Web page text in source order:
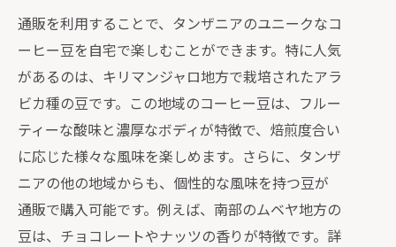
通販を利用することで、タンザニアのユニークなコ
ーヒー豆を自宅で楽しむことができます。特に人気
があるのは、キリマンジャロ地方で栽培されたアラ
ビカ種の豆です。この地域のコーヒー豆は、フルー
ティーな酸味と濃厚なボディが特徴で、焙煎度合い
に応じた様々な風味を楽しめます。さらに、タンザ
ニアの他の地域からも、個性的な風味を持つ豆が
通販で購入可能です。例えば、南部のムベヤ地方の
豆は、チョコレートやナッツの香りが特徴です。詳